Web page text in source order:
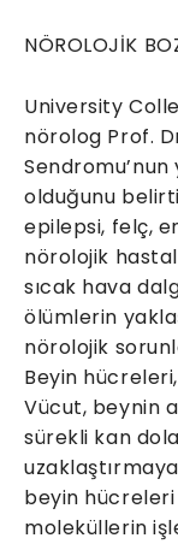
NÖROLOJİK
University
nörolog Prof.
Sendromu’nun
olduğunu
epilepsi, felç,
nörolojik
sıcak hava
ölümlerin
nörolojik
Beyin
Vücut, beynin
sürekli kan
beyin hücreleri
moleküllerin